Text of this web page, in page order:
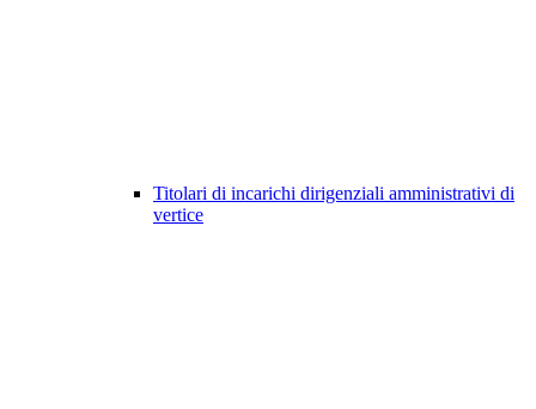
Titolari di incarichi dirigenziali amministrativi di
vertice